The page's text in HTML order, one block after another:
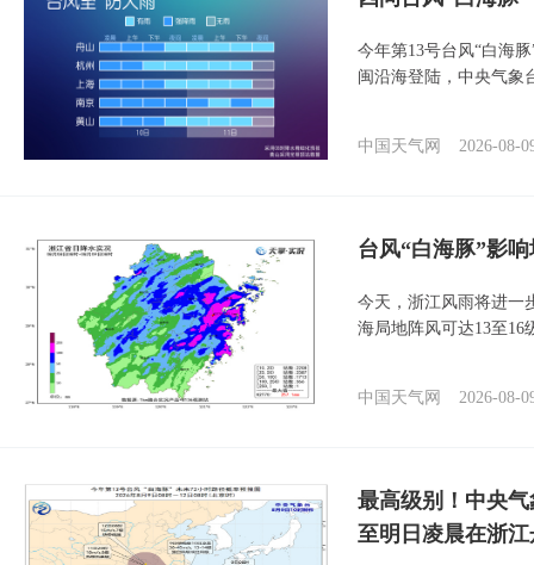
今年第13号台风“白海
闽沿海登陆，中央气象
中国天气网 2026-08-
台风“白海豚”影
今天，浙江风雨将进一
海局地阵风可达13至16
中国天气网 2026-08-
最高级别！中央
至明日凌晨在浙